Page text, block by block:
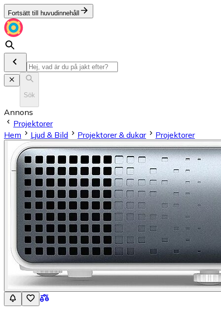
Fortsätt till huvudinnehåll
Sök
Annons
Projektorer
Hem
Ljud & Bild Projektorer & dukar Projektorer